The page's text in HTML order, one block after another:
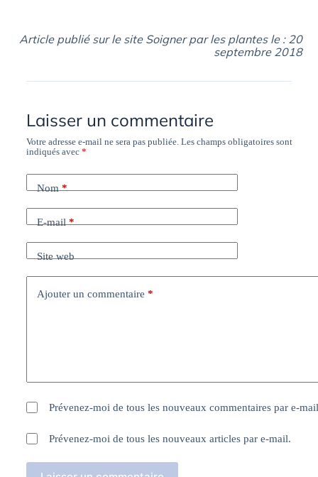
Article publié sur le site Soigner par les plantes le : 20
septembre 2018
Laisser un commentaire
Votre adresse e-mail ne sera pas publiée. Les champs obligatoires sont
indiqués avec*
Nom*
E-mail*
Site web
Ajouter un commentaire *
Prévenez-moi de tous les nouveaux commentaires par e-
Prévenez-moi de tous les nouveaux articles par e-mail.